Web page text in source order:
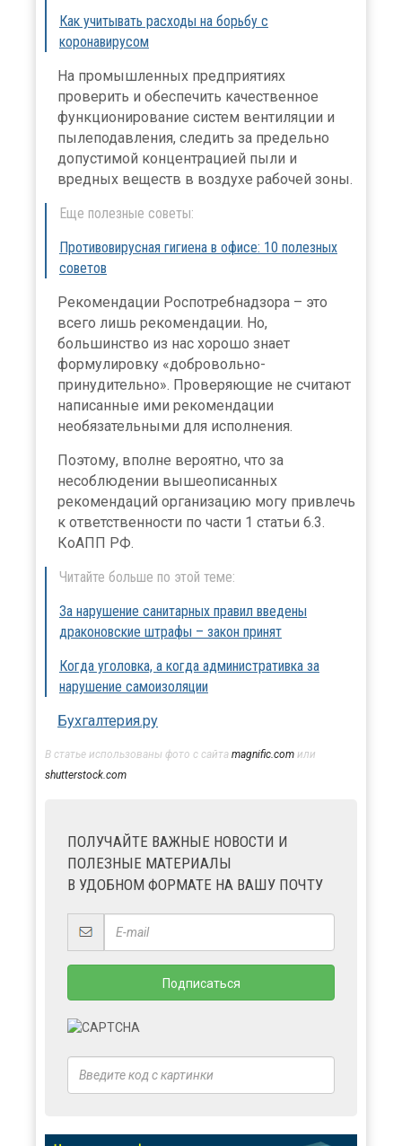
Как учитывать расходы на борьбу с
коронавирусом
На промышленных предприятиях
проверить и обеспечить качественное
функционирование систем вентиляции и
пылеподавления, следить за предельно
допустимой концентрацией пыли и
вредных веществ в воздухе рабочей зоны.
Еще полезные советы:
Противовирусная гигиена в офисе: 10 полезных
советов
Рекомендации Роспотребнадзора – это
всего лишь рекомендации. Но,
большинство из нас хорошо знает
формулировку «добровольно-
принудительно». Проверяющие не считают
написанные ими рекомендации
необязательными для исполнения.
Поэтому, вполне вероятно, что за
несоблюдении вышеописанных
рекомендаций организацию могу привлечь
к ответственности по части 1 статьи 6.3.
КоАПП РФ.
Читайте больше по этой теме:
За нарушение санитарных правил введены
драконовские штрафы – закон принят
Когда уголовка, а когда административка за
нарушение самоизоляции
Бухгалтерия.ру
В статье использованы фото с сайта magnific.com или
shutterstock.com
ПОЛУЧАЙТЕ ВАЖНЫЕ НОВОСТИ И
ПОЛЕЗНЫЕ МАТЕРИАЛЫ
В УДОБНОМ ФОРМАТЕ НА ВАШУ ПОЧТУ